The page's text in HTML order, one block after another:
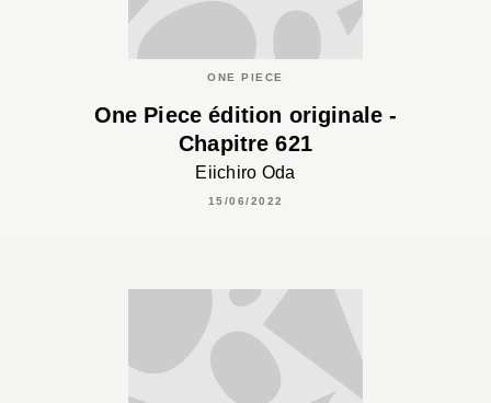
ONE PIECE
One Piece édition originale -
Chapitre 621
Eiichiro Oda
15/06/2022